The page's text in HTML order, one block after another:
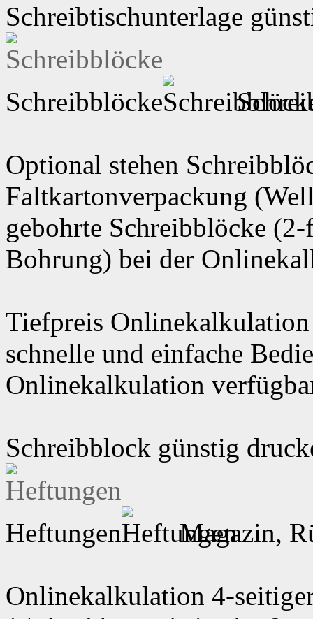
Schreibtischunterlage
Schreibblöcke
Optional stehen
Faltkartonverpackung
gebohrte Schreibblöcke
Bohrung) bei der
Tiefpreis
schnelle und einfache
Onlinekalkulation
Schreibblock günstig
Heftungen Magazin,
Onlinekalkulation 4-